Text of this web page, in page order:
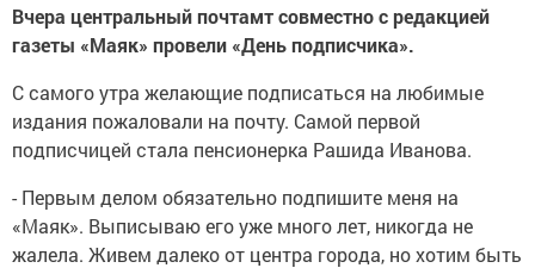
Вчера центральный почтамт совместно с редакцией
газеты «Маяк» провели «День подписчика».
С самого утра желающие подписаться на любимые
издания пожаловали на почту. Самой первой
подписчицей стала пенсионерка Рашида Иванова.
- Первым делом обязательно подпишите меня на
«Маяк». Выписываю его уже много лет, никогда не
жалела. Живем далеко от центра города, но хотим быть